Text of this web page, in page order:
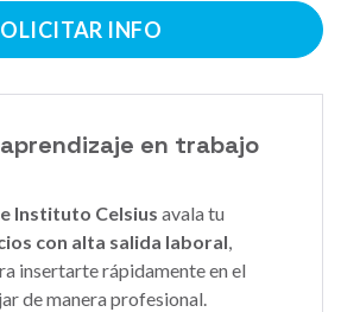
INFO
en trabajo
Instituto Celsius avala tu
con alta salida laboral,
insertarte rápidamente en el
de manera profesional.